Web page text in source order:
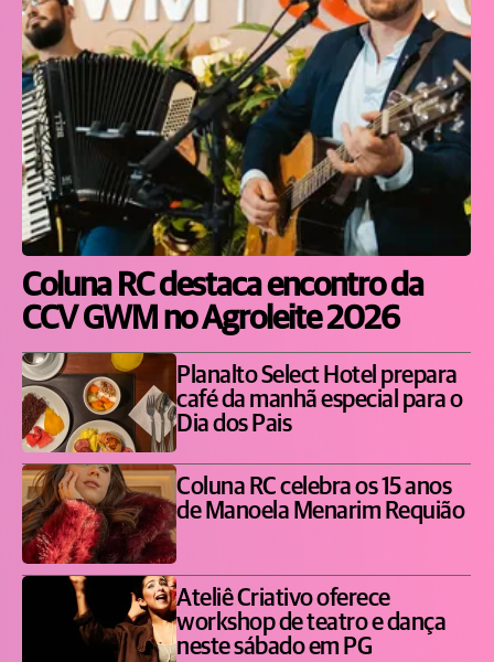
Coluna RC destaca encontro da
CCV GWM no Agroleite 2026
Planalto Select Hotel prepara
café da manhã especial para o
Dia dos Pais
Coluna RC celebra os 15 anos
de Manoela Menarim Requião
Ateliê Criativo oferece
workshop de teatro e dança
neste sábado em PG